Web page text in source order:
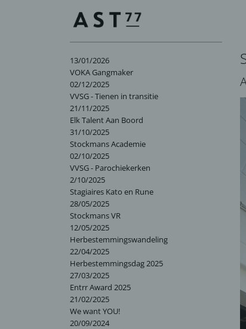
13/01/2026
VOKA Gangmaker
02/12/2025
VVSG - Tienen in transitie
21/11/2025
Elk Talent Aan Boord
31/10/2025
Stockmans Academie
02/10/2025
VVSG - Parochiekerken
2/10/2025
Stagiaires Kato en Rune
28/05/2025
Stockmans VR
12/05/2025
Herbestemmingswandeling
22/04/2025
Herbestemmingsdag 2025
27/03/2025
Entrr Award 2025
21/02/2025
We want YOU!
20/09/2024